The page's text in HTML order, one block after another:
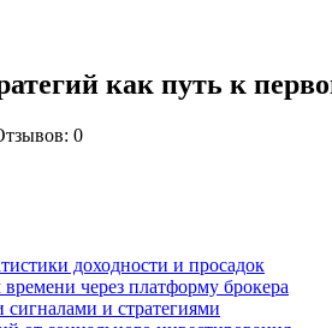
как путь к
0
доходности и просадок
через платформу брокера
и стратегиями